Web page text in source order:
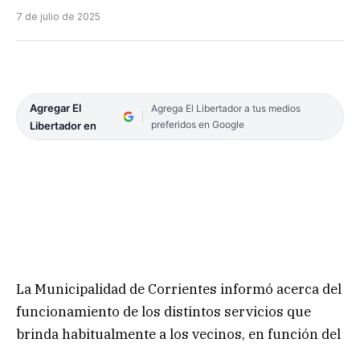
7 de julio de 2025
Agregar El
Libertador en
Agrega El Libertador a tus medios
preferidos en Google
La Municipalidad de Corrientes informó acerca del
funcionamiento de los distintos servicios que
brinda habitualmente a los vecinos, en función del